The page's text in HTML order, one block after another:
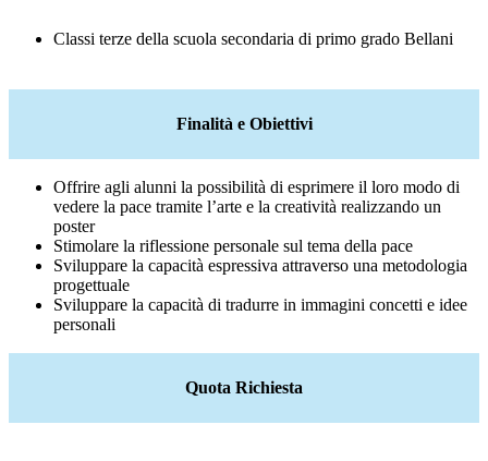
Classi terze della scuola secondaria di primo grado Bellani
Finalità e Obiettivi
Offrire agli alunni la possibilità di esprimere il loro modo di
vedere la pace tramite l’arte e la creatività realizzando un
poster
Stimolare la riflessione personale sul tema della pace
Sviluppare la capacità espressiva attraverso una metodologia
progettuale
Sviluppare la capacità di tradurre in immagini concetti e idee
personali
Quota Richiesta